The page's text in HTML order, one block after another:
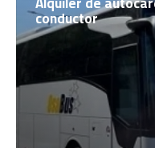
conductor